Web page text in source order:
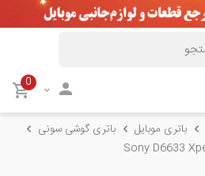
0
باتری موبایل
باتری گوشی سونی